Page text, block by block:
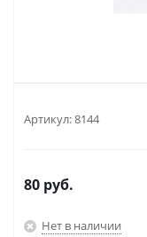
Артикул:8144
80 руб.
Нет в наличии